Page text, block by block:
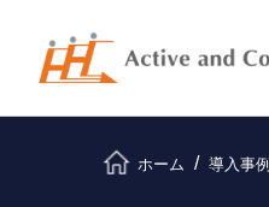
ホーム 導入事例